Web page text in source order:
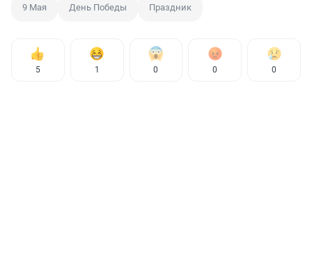
9 Мая День Победы Праздник
5 1 0 0 0